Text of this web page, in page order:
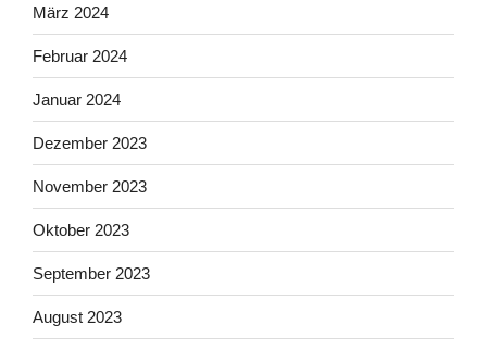
März 2024
Februar 2024
Januar 2024
Dezember 2023
November 2023
Oktober 2023
September 2023
August 2023